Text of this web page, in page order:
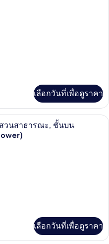
เลือกวันที่เพื่อดูราคา
เครื่องนอนป้องกันสารก่อภูมิแพ้, ตู้นิรภั
สวนสาธารณะ, ชั้นบน
เลือกวันที่เพื่อดูราคา